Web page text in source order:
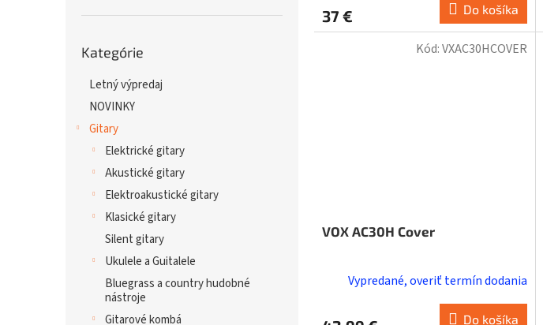
kategórie
Kategórie
Letný výpredaj
NOVINKY
Gitary
Elektrické gitary
Akustické gitary
Elektroakustické gitary
Klasické gitary
Silent gitary
Ukulele a Guitalele
Bluegrass a country hudobné
nástroje
Gitarové kombá
37 € Do košíka
VOX AC30H Cover
Vypredané, overiť termín dodania
Do košíka
Kód:VXAC30HCOVER